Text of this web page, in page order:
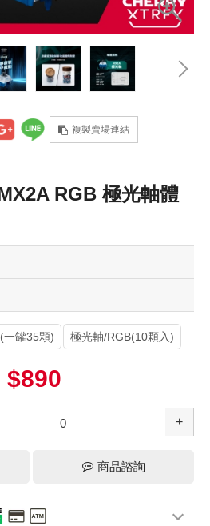
複製賣場連結
RGB 極光軸體
一罐35顆) 極光軸/RGB(10顆入)
$890
+
商品諮詢